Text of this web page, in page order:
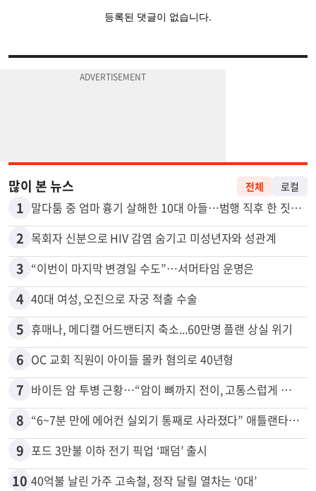
많이 본 뉴스 전체 로컬
1 말다툼 중 엄마 흉기 살해한 10대 아들…범행 직후 한 짓 충격
2 목회자 신분으로 HIV 감염 숨기고 미성년자와 성관계
3 “이번이 마지막 변경일 수도”…서머타임 운명은
4 40대 여성, 오진으로 자궁 적출 수술
5 휴매나, 메디캘 어드밴티지 축소...60만명 플랜 상실 위기
6 OC 교회 직원이 아이들 몰카 혐의로 40년형
7 바이든 암 투병 근황…“암이 뼈까지 전이, 고통스럽게 투병 중”
8 “6~7분 만에 에어컨 실외기 통째로 사라졌다” 애틀랜타서 실외기 도난 급증
9 포드 3만불 이하 전기 픽업 ‘패덤’ 출시
10 40억불 날린 가주 고속철, 정작 달릴 열차는 ‘0대’